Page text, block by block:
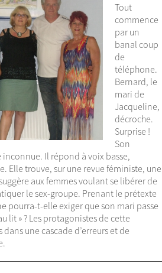
Tout
commence
par un
banal coup
de
téléphone.
Bernard, le
mari de
Jacqueline,
décroche.
Surprise !
Son
Il répond à voix basse,
Elle trouve, sur une revue féministe, une
aux femmes voulant se libérer de
le sex-groupe. Prenant le prétexte
pourra-t-elle exiger que son mari passe
lit » ? Les protagonistes de cette
une cascade d’erreurs et de